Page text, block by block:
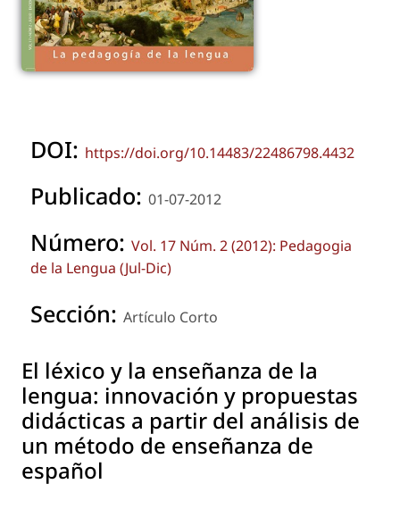
DOI: https://doi.org/10.14483/22486798.4432
Publicado: 01-07-2012
Número: Vol. 17 Núm. 2 (2012): Pedagogia
de la Lengua (Jul-Dic)
Sección: Artículo Corto
El léxico y la enseñanza de la
lengua: innovación y propuestas
didácticas a partir del análisis de
un método de enseñanza de
español